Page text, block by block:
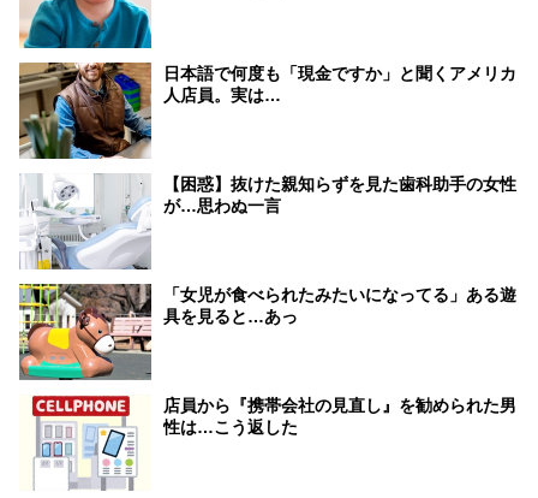
日本語で何度も「現金ですか」と聞くアメリカ
人店員。実は…
【困惑】抜けた親知らずを見た歯科助手の女性
が…思わぬ一言
「女児が食べられたみたいになってる」ある遊
具を見ると…あっ
店員から『携帯会社の見直し』を勧められた男
性は…こう返した